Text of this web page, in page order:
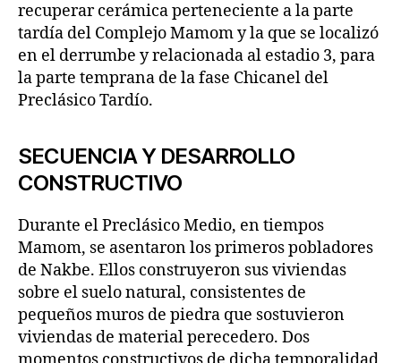
recuperar cerámica perteneciente a la parte
tardía del Complejo Mamom y la que se localizó
en el derrumbe y relacionada al estadio 3, para
la parte temprana de la fase Chicanel del
Preclásico Tardío.
SECUENCIA Y DESARROLLO
CONSTRUCTIVO
Durante el Preclásico Medio, en tiempos
Mamom, se asentaron los primeros pobladores
de Nakbe. Ellos construyeron sus viviendas
sobre el suelo natural, consistentes de
pequeños muros de piedra que sostuvieron
viviendas de material perecedero. Dos